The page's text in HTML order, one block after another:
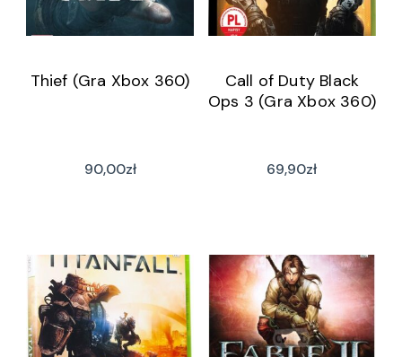
Thief (Gra Xbox 360)
90,00zł
Call of Duty Black
Ops 3 (Gra Xbox 360)
69,90zł